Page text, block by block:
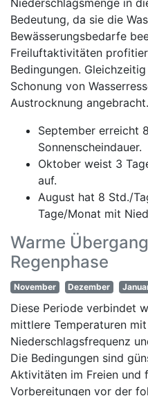
Bedeutung, da sie die
Bewässerungsbedarfe
Freiluftaktivitäten
Bedingungen.
Schonung von
Austrocknung angebracht.
September erreicht
Sonnenscheindauer.
Oktober weist 3
auf.
August hat 8 Std./
Tage/Monat mit
Warme
Regenphase
November Dezember
Diese Periode verbindet
mittlere Temperaturen
Niederschlagsfrequenz
Die Bedingungen sind
Aktivitäten im Freien
Vorbereitungen vor der